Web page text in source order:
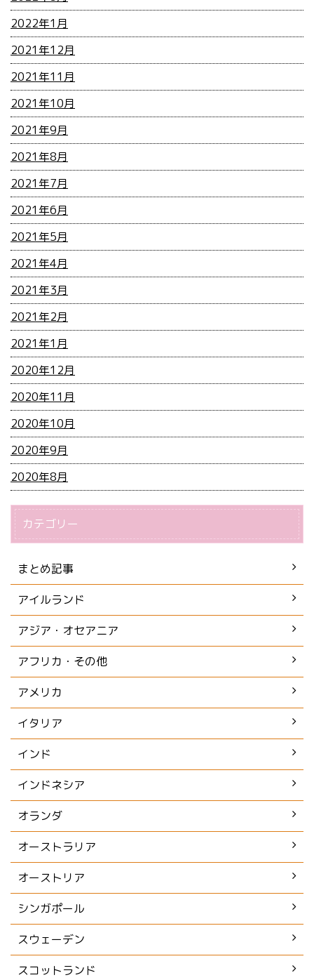
2022年1月
2021年12月
2021年11月
2021年10月
2021年9月
2021年8月
2021年7月
2021年6月
2021年5月
2021年4月
2021年3月
2021年2月
2021年1月
2020年12月
2020年11月
2020年10月
2020年9月
2020年8月
カテゴリー
まとめ記事
アイルランド
アジア・オセアニア
アフリカ・その他
アメリカ
イタリア
インド
インドネシア
オランダ
オーストラリア
オーストリア
シンガポール
スウェーデン
スコットランド